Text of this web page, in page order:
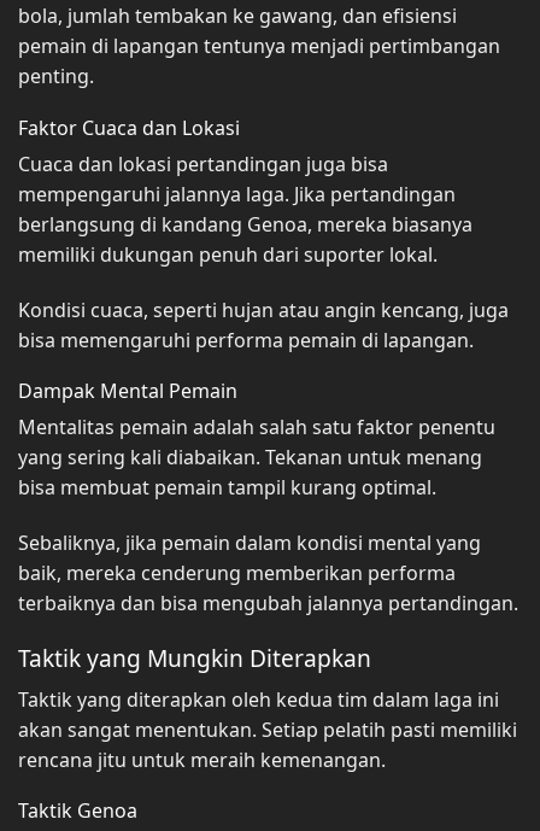
bola, jumlah tembakan ke gawang, dan efisiensi
pemain di lapangan tentunya menjadi pertimbangan
penting.
Faktor Cuaca dan Lokasi
Cuaca dan lokasi pertandingan juga bisa
mempengaruhi jalannya laga. Jika pertandingan
berlangsung di kandang Genoa, mereka biasanya
memiliki dukungan penuh dari suporter lokal.
Kondisi cuaca, seperti hujan atau angin kencang, juga
bisa memengaruhi performa pemain di lapangan.
Dampak Mental Pemain
Mentalitas pemain adalah salah satu faktor penentu
yang sering kali diabaikan. Tekanan untuk menang
bisa membuat pemain tampil kurang optimal.
Sebaliknya, jika pemain dalam kondisi mental yang
baik, mereka cenderung memberikan performa
terbaiknya dan bisa mengubah jalannya pertandingan.
Taktik yang Mungkin Diterapkan
Taktik yang diterapkan oleh kedua tim dalam laga ini
akan sangat menentukan. Setiap pelatih pasti memiliki
rencana jitu untuk meraih kemenangan.
Taktik Genoa